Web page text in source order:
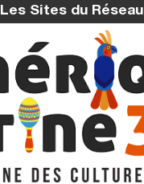
Les Sites du Réseau